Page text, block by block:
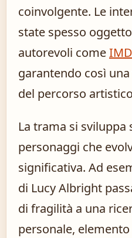
coinvolgente. Le
state spesso
autorevoli come
garantendo così
del percorso
La trama si
personaggi che
significativa. Ad
di Lucy Albright
di fragilità a una
personale,